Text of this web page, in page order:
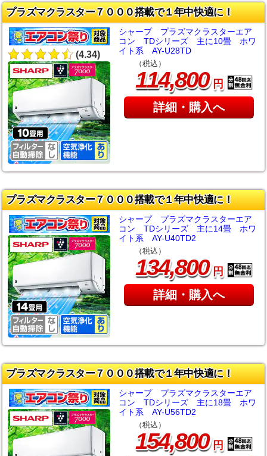
プラズマクラスター７０００搭載で１年中快適に！
(4.34)
シャープ プラズマクラスターエア
コン TDシリーズ 主に10畳 ホワ
イト系 AY-U28TD
（税込）
114,800円
詳細・購入へ
プラズマクラスター７０００搭載で１年中快適に！
シャープ プラズマクラスターエア
コン TDシリーズ 主に14畳 ホワ
イト系 AY-U40TD2
（税込）
134,800円
詳細・購入へ
プラズマクラスター７０００搭載で１年中快適に！
シャープ プラズマクラスターエア
コン TDシリーズ 主に18畳 ホワ
イト系 AY-U56TD2
（税込）
154,800円